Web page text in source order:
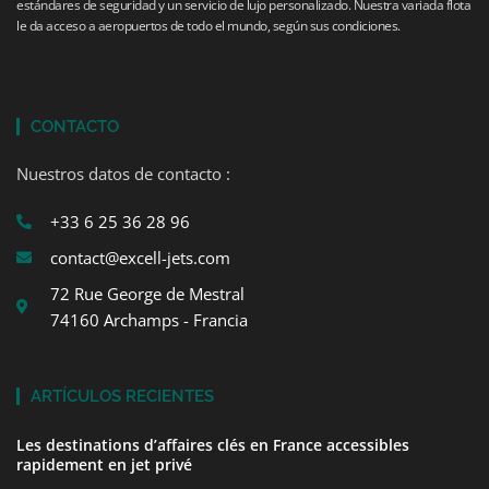
estándares de seguridad y un servicio de lujo personalizado. Nuestra variada flota
le da acceso a aeropuertos de todo el mundo, según sus condiciones.
CONTACTO
Nuestros datos de contacto :
+33 6 25 36 28 96
contact@excell-jets.com
72 Rue George de Mestral
74160 Archamps - Francia
ARTÍCULOS RECIENTES
Les destinations d’affaires clés en France accessibles
rapidement en jet privé